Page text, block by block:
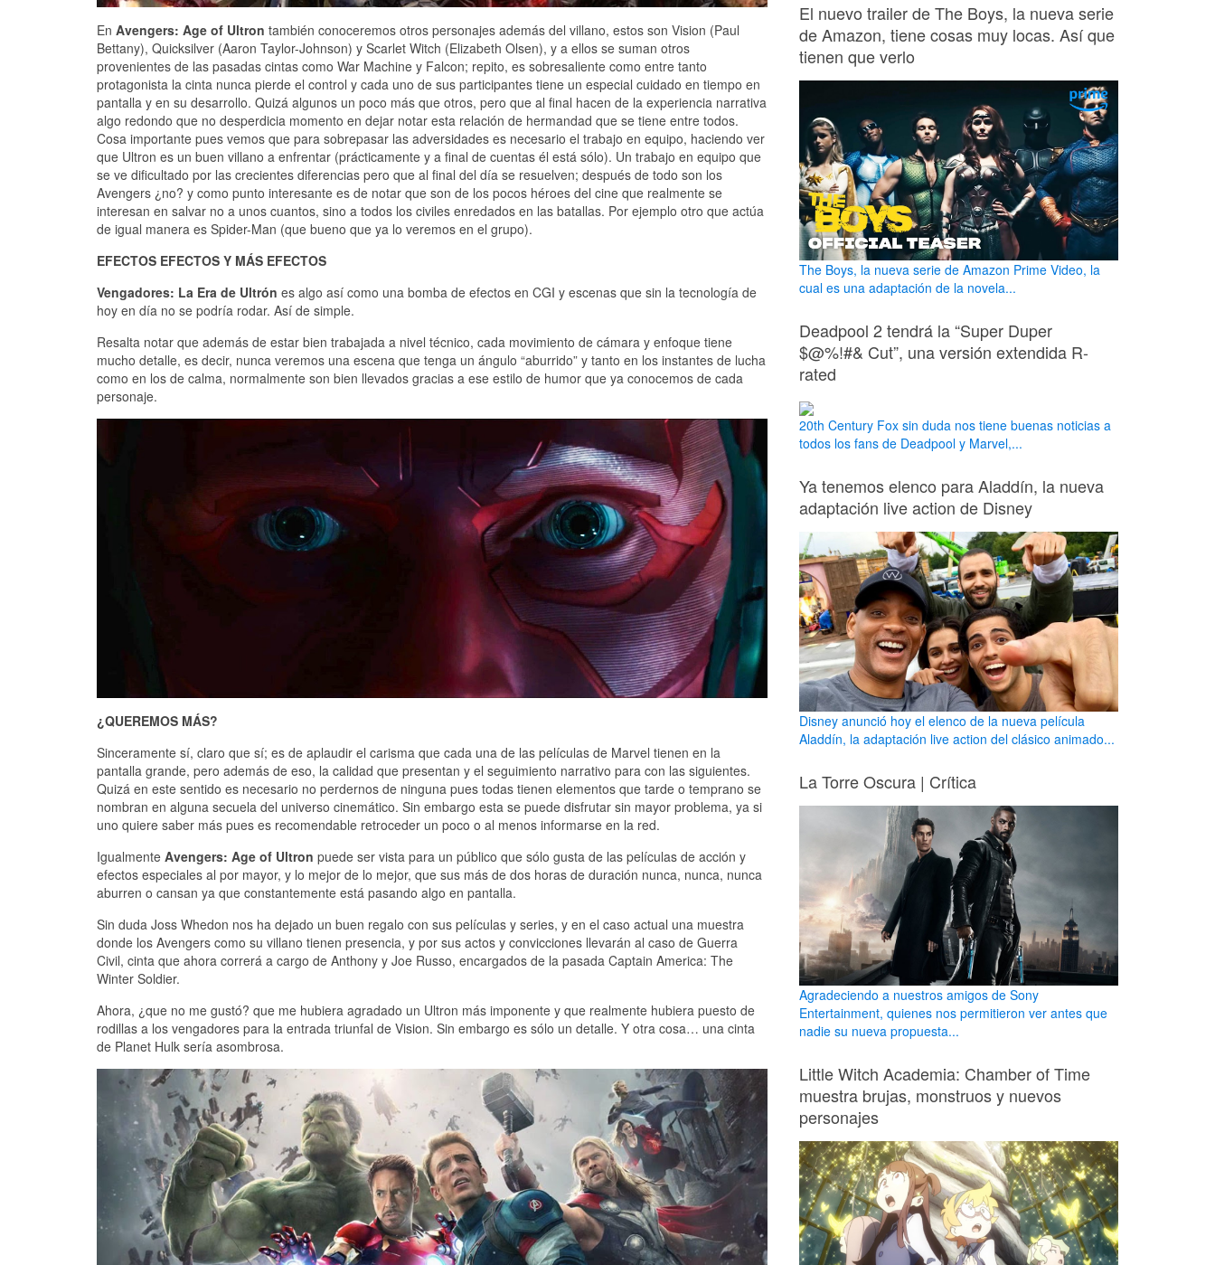
En Avengers: Age of Ultron también conoceremos otros personajes además del villano, estos son Vision (Paul
Bettany), Quicksilver (Aaron Taylor-Johnson) y Scarlet Witch (Elizabeth Olsen), y a ellos se suman otros
provenientes de las pasadas cintas como War Machine y Falcon; repito, es sobresaliente como entre tanto
protagonista la cinta nunca pierde el control y cada uno de sus participantes tiene un especial cuidado en tiempo en
pantalla y en su desarrollo. Quizá algunos un poco más que otros, pero que al final hacen de la experiencia narrativa
algo redondo que no desperdicia momento en dejar notar esta relación de hermandad que se tiene entre todos.
Cosa importante pues vemos que para sobrepasar las adversidades es necesario el trabajo en equipo, haciendo ver
que Ultron es un buen villano a enfrentar (prácticamente y a final de cuentas él está sólo). Un trabajo en equipo que
se ve dificultado por las crecientes diferencias pero que al final del día se resuelven; después de todo son los
Avengers ¿no? y como punto interesante es de notar que son de los pocos héroes del cine que realmente se
interesan en salvar no a unos cuantos, sino a todos los civiles enredados en las batallas. Por ejemplo otro que actúa
de igual manera es Spider-Man (que bueno que ya lo veremos en el grupo).
EFECTOS EFECTOS Y MÁS EFECTOS
Vengadores: La Era de Ultrón es algo así como una bomba de efectos en CGI y escenas que sin la tecnología de
hoy en día no se podría rodar. Así de simple.
Resalta notar que además de estar bien trabajada a nivel técnico, cada movimiento de cámara y enfoque tiene
mucho detalle, es decir, nunca veremos una escena que tenga un ángulo “aburrido” y tanto en los instantes de lucha
como en los de calma, normalmente son bien llevados gracias a ese estilo de humor que ya conocemos de cada
personaje.
¿QUEREMOS MÁS?
Sinceramente sí, claro que sí; es de aplaudir el carisma que cada una de las películas de Marvel tienen en la
pantalla grande, pero además de eso, la calidad que presentan y el seguimiento narrativo para con las siguientes.
Quizá en este sentido es necesario no perdernos de ninguna pues todas tienen elementos que tarde o temprano se
nombran en alguna secuela del universo cinemático. Sin embargo esta se puede disfrutar sin mayor problema, ya si
uno quiere saber más pues es recomendable retroceder un poco o al menos informarse en la red.
Igualmente Avengers: Age of Ultron puede ser vista para un público que sólo gusta de las películas de acción y
efectos especiales al por mayor, y lo mejor de lo mejor, que sus más de dos horas de duración nunca, nunca, nunca
aburren o cansan ya que constantemente está pasando algo en pantalla.
Sin duda Joss Whedon nos ha dejado un buen regalo con sus películas y series, y en el caso actual una muestra
donde los Avengers como su villano tienen presencia, y por sus actos y convicciones llevarán al caso de Guerra
Civil, cinta que ahora correrá a cargo de Anthony y Joe Russo, encargados de la pasada Captain America: The
Winter Soldier.
Ahora, ¿que no me gustó? que me hubiera agradado un Ultron más imponente y que realmente hubiera puesto de
rodillas a los vengadores para la entrada triunfal de Vision. Sin embargo es sólo un detalle. Y otra cosa… una cinta
de Planet Hulk sería asombrosa.
El nuevo trailer de The Boys, la nueva serie
de Amazon, tiene cosas muy locas. Así que
tienen que verlo
The Boys, la nueva serie de Amazon Prime Video, la
cual es una adaptación de la novela...
Deadpool 2 tendrá la “Super Duper
$@%!#& Cut”, una versión extendida R-
rated
20th Century Fox sin duda nos tiene buenas noticias a
todos los fans de Deadpool y Marvel,...
Ya tenemos elenco para Aladdín, la nueva
adaptación live action de Disney
Disney anunció hoy el elenco de la nueva película
Aladdín, la adaptación live action del clásico animado...
La Torre Oscura | Crítica
Agradeciendo a nuestros amigos de Sony
Entertainment, quienes nos permitieron ver antes que
nadie su nueva propuesta...
Little Witch Academia: Chamber of Time
muestra brujas, monstruos y nuevos
personajes